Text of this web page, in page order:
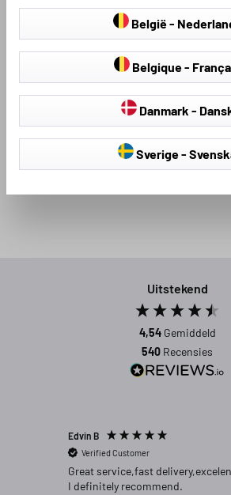
Stoelhoezen &
Loading...
Uitstekend
4,54 Gemiddeld
540 Recensies
Edvin B
Verified Customer
Great service,fast
I definitely recommend.
België -
Belgique -
Danmark -
Sverige -